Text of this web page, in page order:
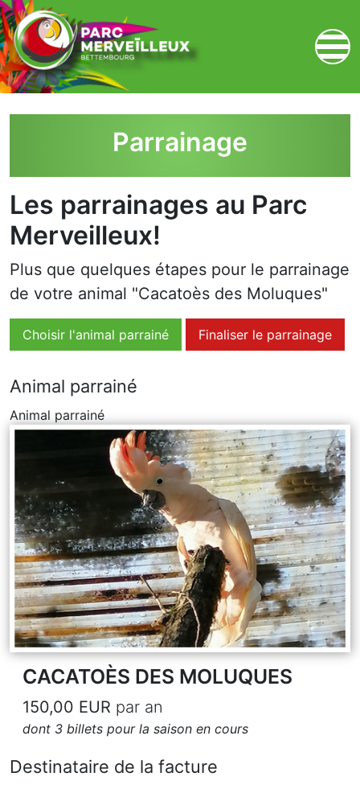
zum Inhalt
Parrainage
Les parrainages au Parc
Merveilleux!
Plus que quelques étapes pour le parrainage
de votre animal "Cacatoès des Moluques"
Choisir l'animal parrainé Finaliser le parrainage
Animal parrainé
Animal parrainé
CACATOÈS DES MOLUQUES
150,00 EUR par an
dont 3 billets pour la saison en cours
Destinataire de la facture